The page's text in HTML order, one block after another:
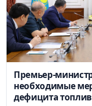
Премьер-
необходимые
дефицита